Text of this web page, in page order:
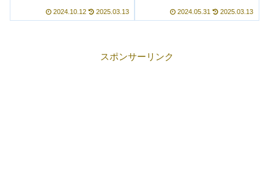
させられる短編映画
2024.10.12 2025.03.13 2024.05.31 2025.03.13
スポンサーリンク